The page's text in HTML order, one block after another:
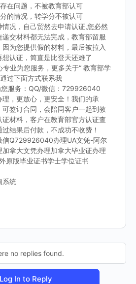
在问题，不被教育部认可
的情况，转学分不被认可
况，自己贸然去申请认证,您必然
交材料都无法完成，教育部留服
为您提供假的材料，最后被拉入
认证，简直是比登天还难了
业为您服务，更多关于“ 教育部学
过下面方式联系我
服务：QQ/微信：729926040
，更放心，更安全！我们的承
签订合同，会陪同客户一起到教
材料，客户在教育部官方认证查
结果后付款，不成功不收费！
信Q729926040办理UA文凭-阿尔
拿大文凭办理加拿大毕业证办理
原版毕业证书学士学位证书
系统
no replies found.
Log In to Reply